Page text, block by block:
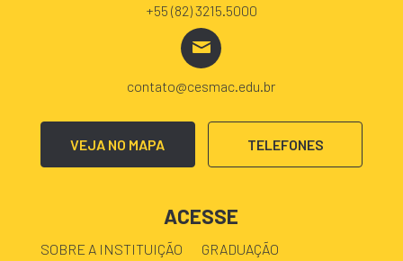
+55 (82) 3215.5000
contato@cesmac.edu.br
VEJA NO MAPA TELEFONES
ACESSE
SOBRE A INSTITUIÇÃO
GRADUAÇÃO